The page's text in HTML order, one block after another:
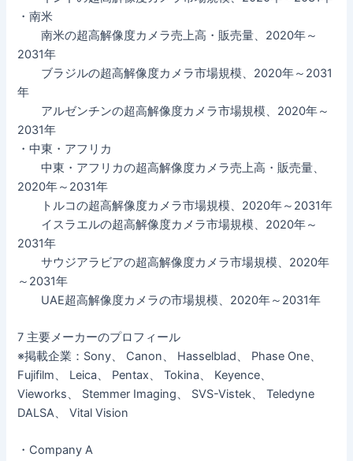
・南米
南米の超高解像度カメラ売上高・販売量、2020年～
2031年
ブラジルの超高解像度カメラ市場規模、2020年～2031
年
アルゼンチンの超高解像度カメラ市場規模、2020年～
2031年
・中東・アフリカ
中東・アフリカの超高解像度カメラ売上高・販売量、
2020年～2031年
トルコの超高解像度カメラ市場規模、2020年～2031年
イスラエルの超高解像度カメラ市場規模、2020年～
2031年
サウジアラビアの超高解像度カメラ市場規模、2020年
～2031年
UAE超高解像度カメラの市場規模、2020年～2031年
7 主要メーカーのプロフィール
※掲載企業：Sony、 Canon、 Hasselblad、 Phase One、
Fujifilm、 Leica、 Pentax、 Tokina、 Keyence、
Vieworks、 Stemmer Imaging、 SVS-Vistek、 Teledyne
DALSA、 Vital Vision
・Company A